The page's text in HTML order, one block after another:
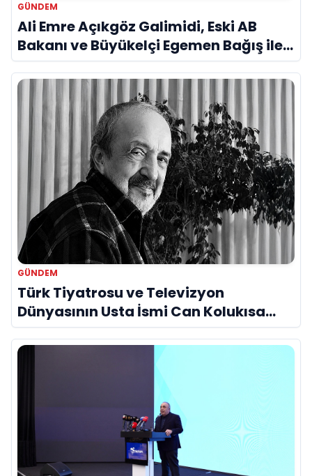
GÜNDEM
Ali Emre Açıkgöz Galimidi, Eski AB
Bakanı ve Büyükelçi Egemen Bağış ile
Bir Araya Geldi
GÜNDEM
Türk Tiyatrosu ve Televizyon
Dünyasının Usta İsmi Can Kolukısa
Hayatını Kaybetti